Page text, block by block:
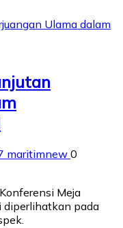
maritimnew 0
Meja
diperlihatkan pada